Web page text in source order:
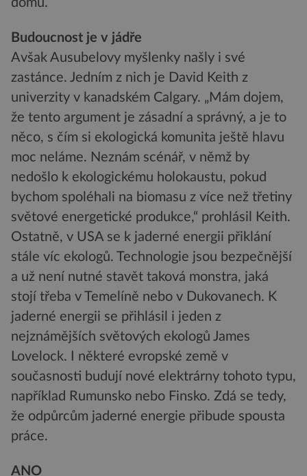
Budoucnost je v jádře
Avšak Ausubelovy myšlenky našly i své
zastánce. Jedním z nich je David Keith z
univerzity v kanadském Calgary. „Mám dojem,
že tento argument je zásadní a správný, a je to
něco, s čím si ekologická komunita ještě hlavu
moc neláme. Neznám scénář, v němž by
nedošlo k ekologickému holokaustu, pokud
bychom spoléhali na biomasu z více než třetiny
světové energetické produkce,“ prohlásil Keith.
Ostatně, v USA se k jaderné energii přiklání
stále víc ekologů. Technologie jsou bezpečnější
a už není nutné stavět taková monstra, jaká
stojí třeba v Temelíně nebo v Dukovanech. K
jaderné energii se přihlásil i jeden z
nejznámějších světových ekologů James
Lovelock. I některé evropské země v
současnosti budují nové elektrárny tohoto typu,
například Rumunsko nebo Finsko. Zdá se tedy,
že odpůrcům jaderné energie přibude spousta
práce.
ANO